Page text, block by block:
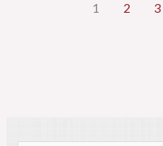
1 2 3